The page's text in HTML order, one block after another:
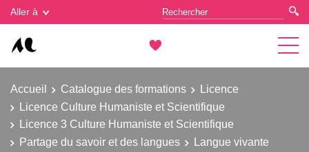
Aller à
Accueil Catalogue des formations
Licence
Licence Culture Humaniste et Scientifique
Licence 3 Culture Humaniste et Scientifique
Partage du savoir et des langues
Langue vivante
Gestion des cookies